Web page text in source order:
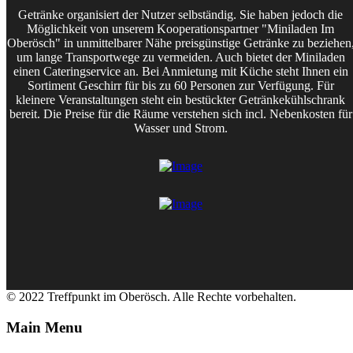
Getränke organisiert der Nutzer selbständig. Sie haben jedoch die
Möglichkeit von unserem Kooperationspartner "Miniladen Im
Oberösch" in unmittelbarer Nähe preisgünstige Getränke zu
um lange Transportwege zu vermeiden. Auch bietet der Miniladen
einen Cateringservice an. Bei Anmietung mit Küche steht Ihnen ein
Sortiment Geschirr für bis zu 60 Personen zur Verfügung. Für
kleinere Veranstaltungen steht ein bestückter Getränkekühlschrank
bereit. Die Preise für die Räume verstehen sich incl. Nebenkosten für
Wasser und Strom.
© 2022 Treffpunkt im Oberösch. Alle Rechte vorbehalten.
Main Menu